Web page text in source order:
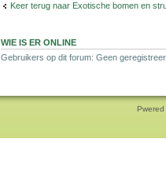
Keer terug naar Exotische bomen en
WIE IS ER ONLINE
Gebruikers op dit forum: Geen